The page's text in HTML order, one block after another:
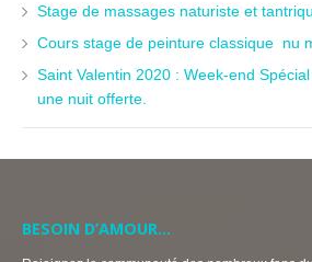
Stage de massages naturiste et
Cours stage de peinture classique nu
Saint Valentin 2020 : Week-end
une nuit offerte.
BESOIN D’AMOUR…